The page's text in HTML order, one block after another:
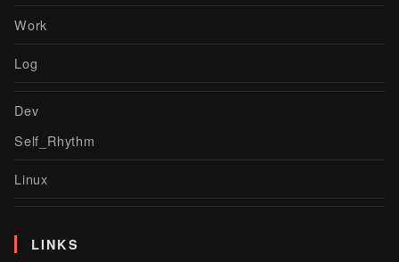
Work
Log
Dev
Self_Rhythm
Linux
LINKS